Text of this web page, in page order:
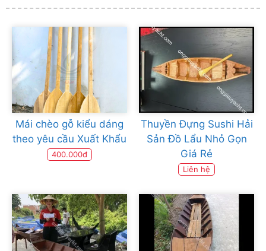
Mái chèo gỗ kiểu dáng
theo yêu cầu Xuất Khẩu
400.000đ
Thuyền Đựng Sushi Hải
Sản Đồ Lẩu Nhỏ Gọn
Giá Rẻ
Liên hệ